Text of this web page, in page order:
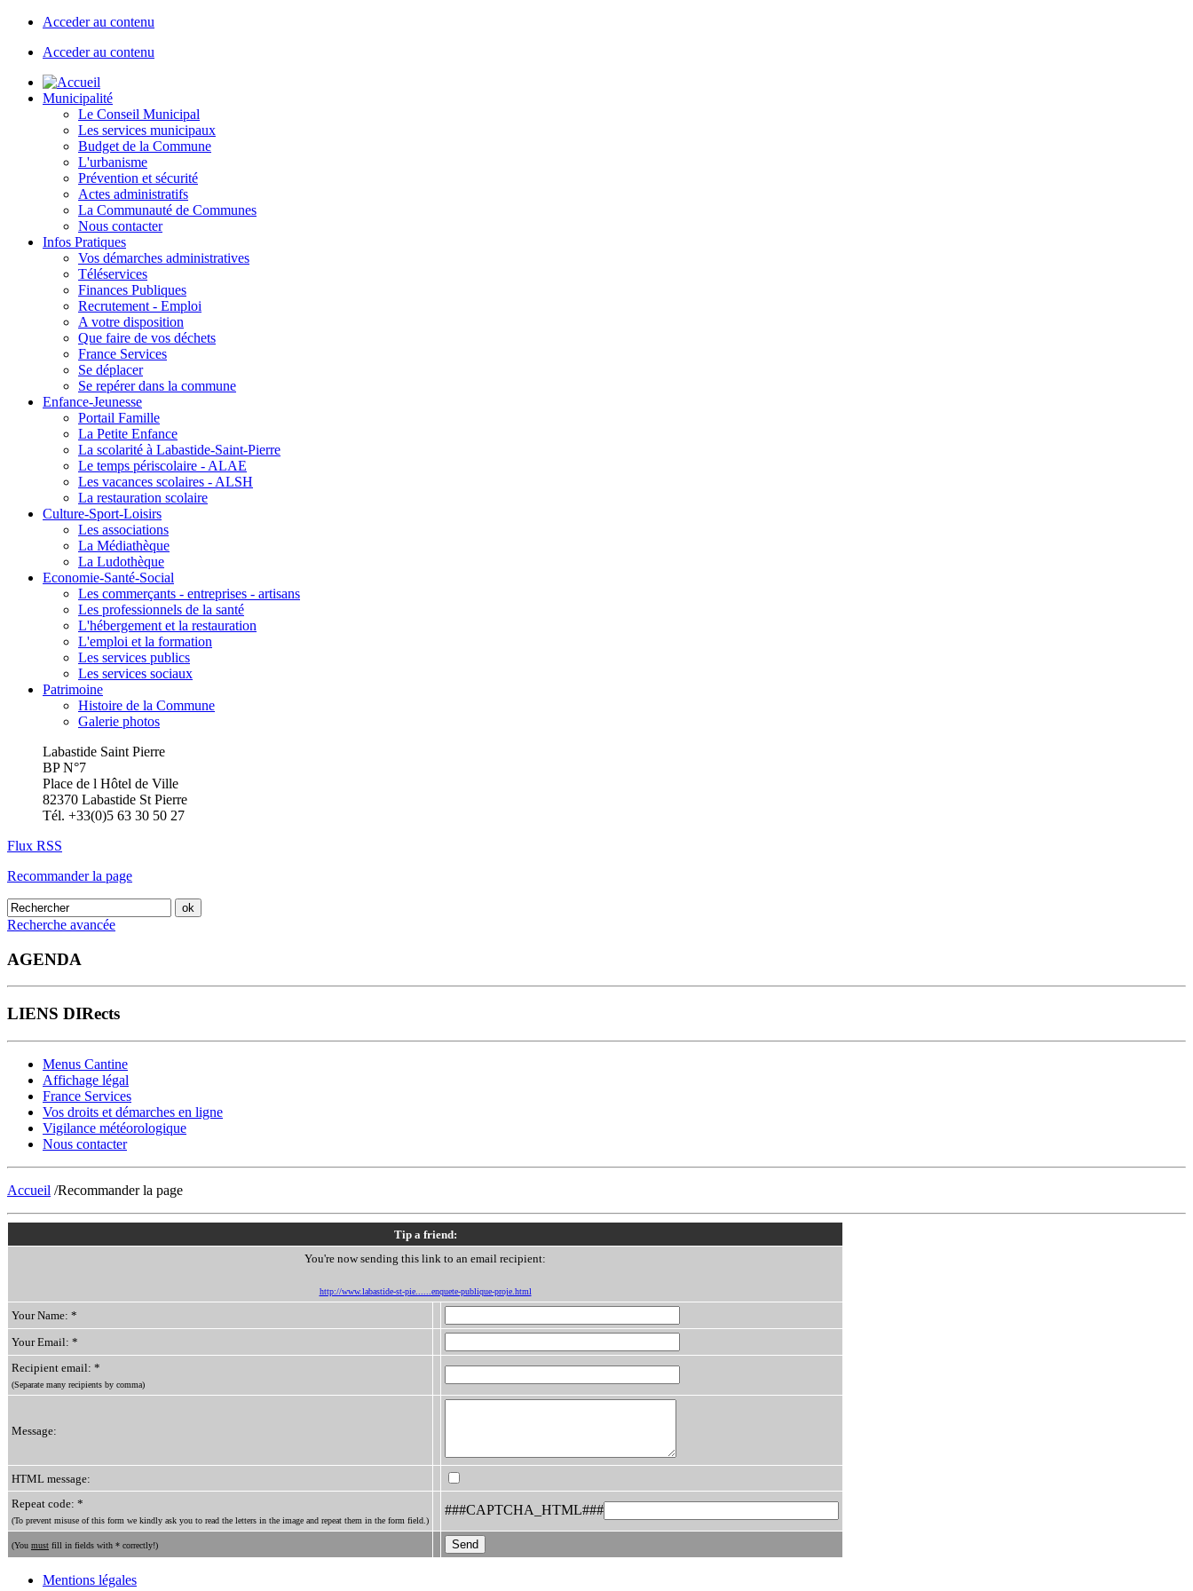
Acceder au contenu
Acceder au contenu
Municipalité
Le Conseil Municipal
Les services municipaux
Budget de la Commune
L'urbanisme
Prévention et sécurité
Actes administratifs
La Communauté de Communes
Nous contacter
Infos Pratiques
Vos démarches administratives
Téléservices
Finances Publiques
Recrutement - Emploi
A votre disposition
Que faire de vos déchets
France Services
Se déplacer
Se repérer dans la commune
Enfance-Jeunesse
Portail Famille
La Petite Enfance
La scolarité à Labastide-Saint-Pierre
Le temps périscolaire - ALAE
Les vacances scolaires - ALSH
La restauration scolaire
Culture-Sport-Loisirs
Les associations
La Médiathèque
La Ludothèque
Economie-Santé-Social
Les commerçants - entreprises - artisans
Les professionnels de la santé
L'hébergement et la restauration
L'emploi et la formation
Les services publics
Les services sociaux
Patrimoine
Histoire de la Commune
Galerie photos
Labastide Saint Pierre
BP N°7
Place de l Hôtel de Ville
82370 Labastide St Pierre
Tél. +33(0)5 63 30 50 27
Flux RSS
Recommander la page
Recherche avancée
AGENDA
LIENS DIRects
Menus Cantine
Affichage légal
France Services
Vos droits et démarches en ligne
Vigilance météorologique
Nous contacter
Accueil /Recommander la page
Tip a friend:
You're now sending this link to an email recipient:
http://www.labastide-st-pie......enquete-publique-proje.html
Your Name: *
Your Email: *
Recipient email: *
(Separate many recipients by comma)
Message:
HTML message:
Repeat code: *
(To prevent misuse of this form we kindly ask you to read the letters in the image and repeat them in the form field.)
###CAPTCHA_HTML###
(You must fill in fields with * correctly!)
Mentions légales